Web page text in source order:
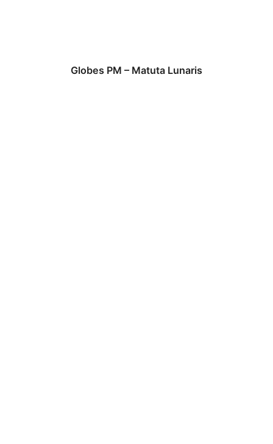
Globes PM – Matuta Lunaris